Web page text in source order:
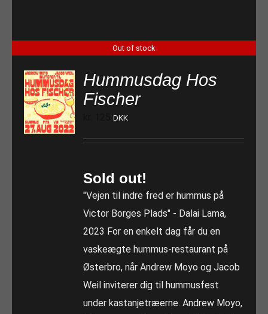
Out of stock
Hummusdag Hos
Fischer
DKK
Sold out!
"Vejen til indre fred er hummus på
Victor Borges Plads" - Dalai Lama,
2023 For en enkelt dag får du en
vaskeægte hummus-restaurant på
Østerbro, når Andrew Moyo og Jacob
Weil inviterer dig til hummusfest
under kastanjetræerne. Andrew Moyo,